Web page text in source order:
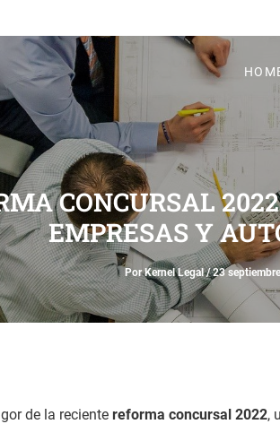
CONCURSAL
EMPRESAS Y
PorKernel Legal/23
de la reciente reforma concursal 2022,